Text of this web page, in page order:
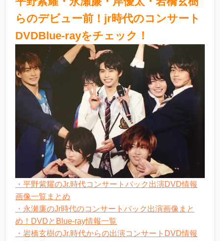
らのデビュー前！jr時代のコンサート
DVDBlue-rayをチェック！
・平野紫耀のJr.時代コンサートバック出演DVD情報
画像一覧まとめ
・永瀬廉のJr時代のコンサートバック出演画像まと
め！DVDとBlue-ray情報一覧
・岩橋玄樹のJr.時代からの出演コンサートDVD情報